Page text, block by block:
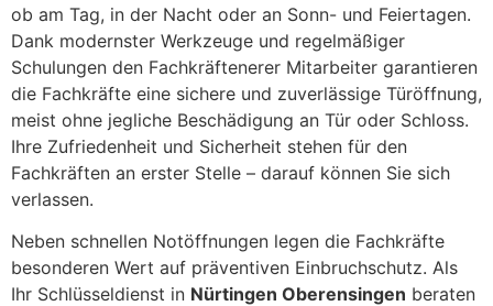
ob am Tag, in der Nacht oder an Sonn- und Feiertagen.
Dank modernster Werkzeuge und regelmäßiger
Schulungen den Fachkräftenerer Mitarbeiter garantieren
die Fachkräfte eine sichere und zuverlässige Türöffnung,
meist ohne jegliche Beschädigung an Tür oder Schloss.
Ihre Zufriedenheit und Sicherheit stehen für den
Fachkräften an erster Stelle – darauf können Sie sich
verlassen.
Neben schnellen Notöffnungen legen die Fachkräfte
besonderen Wert auf präventiven Einbruchschutz. Als
Ihr Schlüsseldienst in Nürtingen Oberensingen beraten